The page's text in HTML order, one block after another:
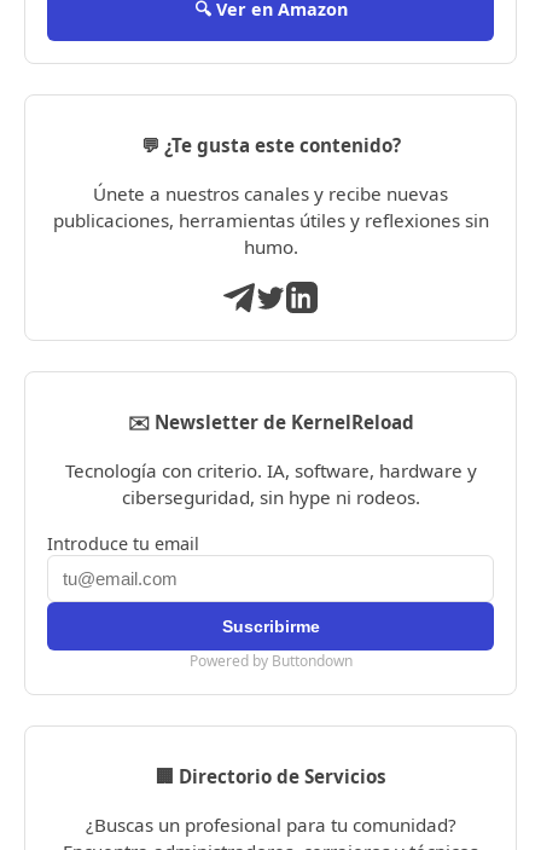
🔍 Ver en Amazon
💬 ¿Te gusta este contenido?
Únete a nuestros canales y recibe nuevas
publicaciones, herramientas útiles y reflexiones sin
humo.
✉️ Newsletter de KernelReload
Tecnología con criterio. IA, software, hardware y
ciberseguridad, sin hype ni rodeos.
Introduce tu email
Powered by Buttondown
🏢 Directorio de Servicios
¿Buscas un profesional para tu comunidad?